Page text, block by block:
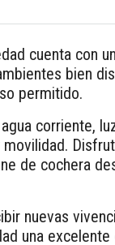
cuenta con
bien
permitido.
corriente,
de cochera
nuevas
una